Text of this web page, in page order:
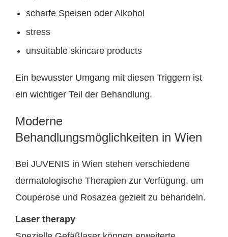
scharfe Speisen oder Alkohol
stress
unsuitable skincare products
Ein bewusster Umgang mit diesen Triggern ist
ein wichtiger Teil der Behandlung.
Moderne
Behandlungsmöglichkeiten in Wien
Bei JUVENIS in Wien stehen verschiedene
dermatologische Therapien zur Verfügung, um
Couperose und Rosazea gezielt zu behandeln.
Laser therapy